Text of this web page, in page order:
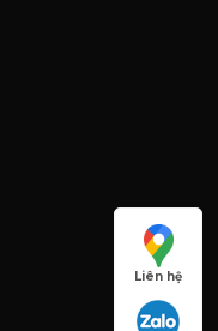
Liên hệ